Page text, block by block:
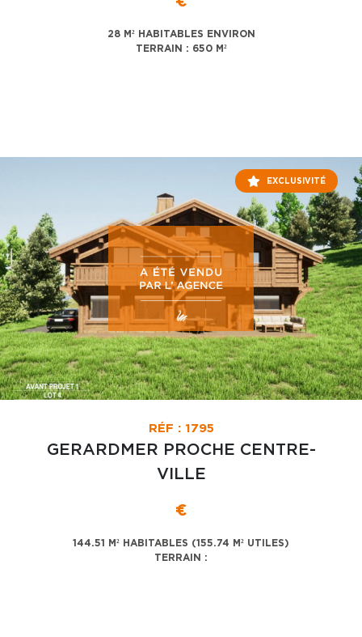
28 M² HABITABLES ENVIRON
TERRAIN : 650 M²
EXCLUSIVITÉ
RÉF : 1795
GERARDMER PROCHE CENTRE-
VILLE
€
144.51 M² HABITABLES (155.74 M² UTILES)
TERRAIN :